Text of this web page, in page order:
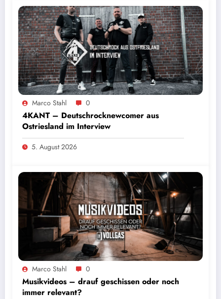
Marco Stahl 0
4KANT – Deutschrocknewcomer aus
Ostriesland im Interview
5. August 2026
Marco Stahl 0
Musikvideos – drauf geschissen oder noch
immer relevant?